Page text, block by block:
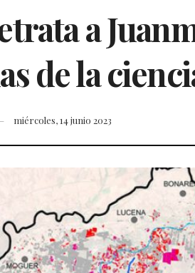
a
de la
miércoles, 14 junio 2023